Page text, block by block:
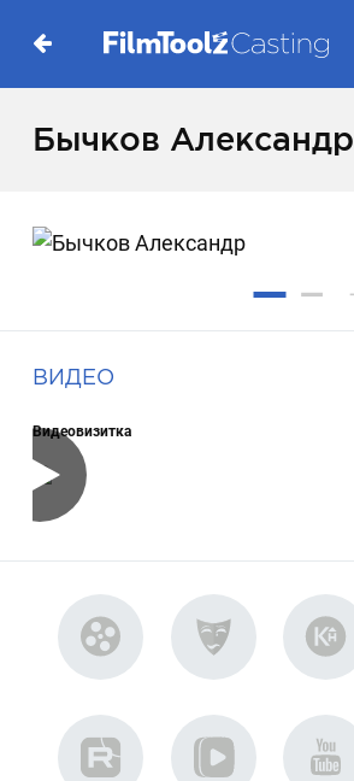
Бычков Александр
ВИДЕО
Видеовизитка